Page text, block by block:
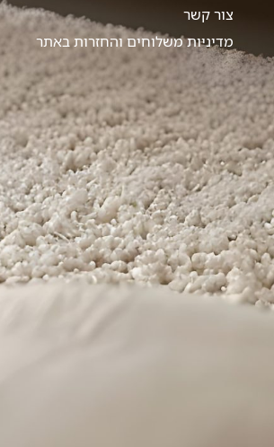
צור קשר
מדיניות משלוחים והחזרות באתר